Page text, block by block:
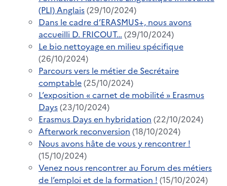
(PLI) Anglais(29/10/2024)
Dans le cadre d’ERASMUS+, nous avons
accueilli D. FRICOUT… (29/10/2024)
Le bio nettoyage en milieu spécifique
(26/10/2024)
Parcours vers le métier de Secrétaire
comptable(25/10/2024)
L’exposition « carnet de mobilité » Erasmus
Days(23/10/2024)
Erasmus Days en hybridation (22/10/2024)
Afterwork reconversion (18/10/2024)
Nous avons hâte de vous y rencontrer !
(15/10/2024)
Venez nous rencontrer au Forum des métiers
de l’emploi et de la formation ! (15/10/2024)